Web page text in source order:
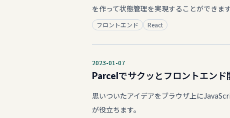
を作って状態管理を実現することができます
フロントエンド React
2023-01-07
Parcelでサクッとフロントエンド
思いついたアイデアをブラウザ上に
が役立ちます。